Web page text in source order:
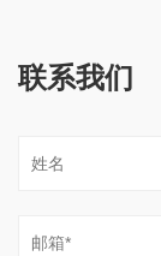
联系我们